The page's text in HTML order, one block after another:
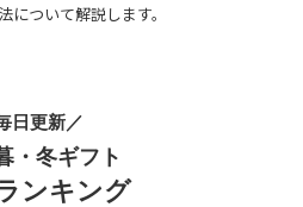
ついて解説します。
日更新／
・冬ギフト
ンキング